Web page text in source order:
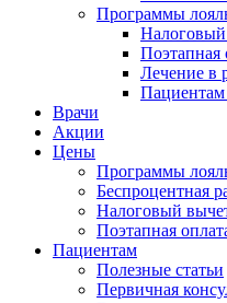
Программы
Поэтапная
Лечение в
Пациентам
Врачи
Акции
Цены
Программы
Беспроцентная
Налоговый
Поэтапная
Пациентам
Полезные статьи
Первичная